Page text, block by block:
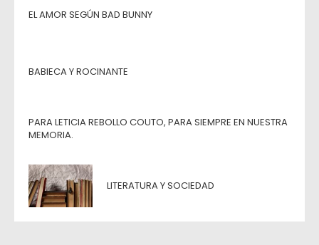
EL AMOR SEGÚN BAD BUNNY
BABIECA Y ROCINANTE
PARA LETICIA REBOLLO COUTO, PARA SIEMPRE EN NUESTRA
MEMORIA.
LITERATURA Y SOCIEDAD